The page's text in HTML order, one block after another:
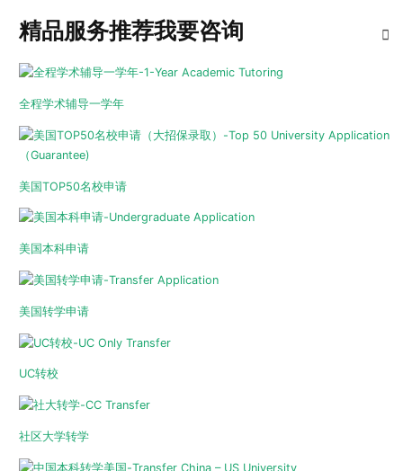
精品服务推荐我要咨询
全程学术辅导一学年
美国TOP50名校申请
美国本科申请
美国转学申请
UC转校
社区大学转学